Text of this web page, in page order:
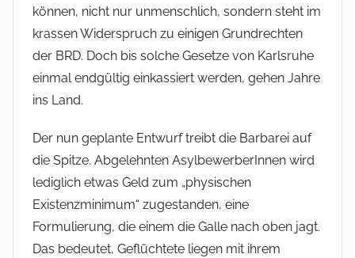
können, nicht nur unmenschlich, sondern steht im
krassen Widerspruch zu einigen Grundrechten
der BRD. Doch bis solche Gesetze von Karlsruhe
einmal endgültig einkassiert werden, gehen Jahre
ins Land.
Der nun geplante Entwurf treibt die Barbarei auf
die Spitze. Abgelehnten AsylbewerberInnen wird
lediglich etwas Geld zum „physischen
Existenzminimum“ zugestanden, eine
Formulierung, die einem die Galle nach oben jagt.
Das bedeutet, Geflüchtete liegen mit ihrem